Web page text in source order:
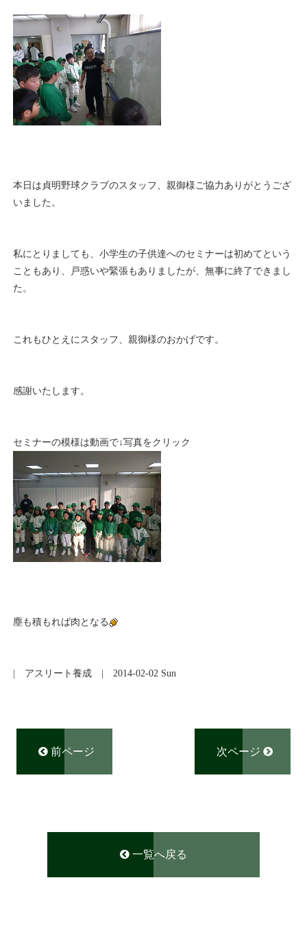
本日は貞明野球クラブのスタッフ、親御様ご協力ありがとうござ
いました。
私にとりましても、小学生の子供達へのセミナーは初めてという
こともあり、戸惑いや緊張もありましたが、無事に終了できまし
た。
これもひとえにスタッフ、親御様のおかげです。
感謝いたします。
セミナーの模様は動画で↓写真をクリック
塵も積もれば肉となる
アスリート養成 | 2014-02-02 Sun
前ページ 次ページ
一覧へ戻る